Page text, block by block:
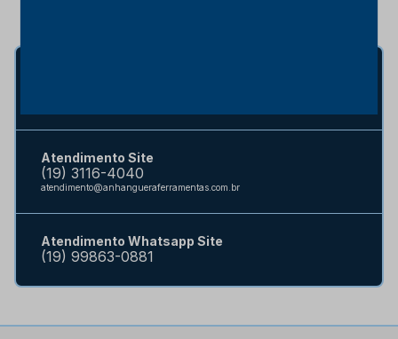
Atendimento Site
(19) 3116-4040
atendimento@anhangueraferramentas.com.br
Atendimento Whatsapp Site
(19) 99863-0881